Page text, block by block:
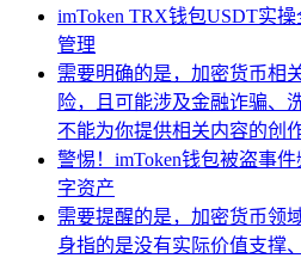
imToken TRX钱包USDT实
管理
需要明确的是，加密货币相
险，且可能涉及金融诈骗、
不能为你提供相关内容的创
警惕！imToken钱包被盗事
字资产
需要提醒的是，加密货币领
身指的是没有实际价值支撑